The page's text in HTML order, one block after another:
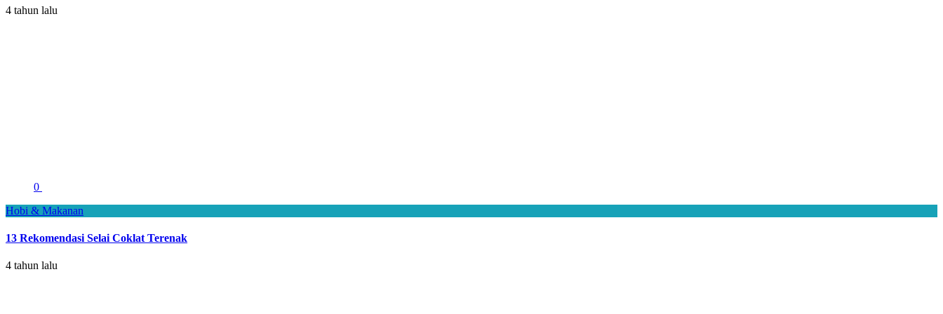
4 tahun lalu
0
Hobi & Makanan
13 Rekomendasi Selai Coklat Terenak
4 tahun lalu